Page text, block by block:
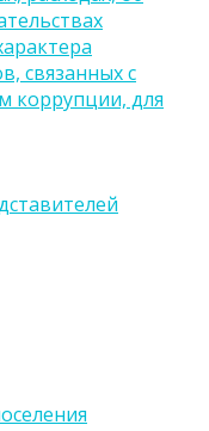
связанных с
коррупции, для